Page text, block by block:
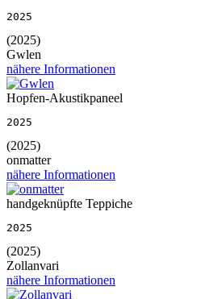
2025
(2025)
Gwlen
nähere Informationen
Hopfen-Akustikpaneel
2025
(2025)
onmatter
nähere Informationen
handgeknüpfte Teppiche
2025
(2025)
Zollanvari
nähere Informationen